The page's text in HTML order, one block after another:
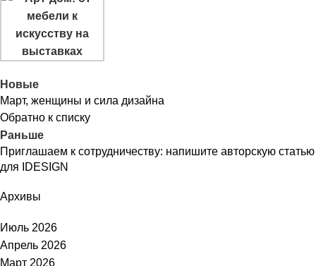
Новые
Март, женщины и сила дизайна
Обратно к списку
Раньше
Приглашаем к сотрудничеству: напишите авторскую статью
для IDESIGN
Архивы
Июль 2026
Апрель 2026
Март 2026